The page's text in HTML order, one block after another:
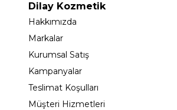
Dilay Kozmetik
Hakkımızda
Markalar
Kurumsal Satış
Kampanyalar
Teslimat Koşulları
Müşteri Hizmetleri